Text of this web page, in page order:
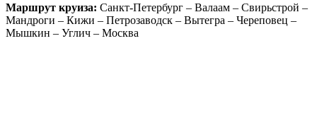
Маршрут круиза: Санкт-Петербург – Валаам – Свирьстрой –
Мандроги – Кижи – Петрозаводск – Вытегра – Череповец –
Мышкин – Углич – Москва